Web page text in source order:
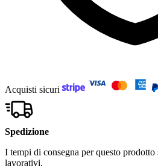
Acquisti sicuri
Spedizione
I tempi di consegna per questo
lavorativi.